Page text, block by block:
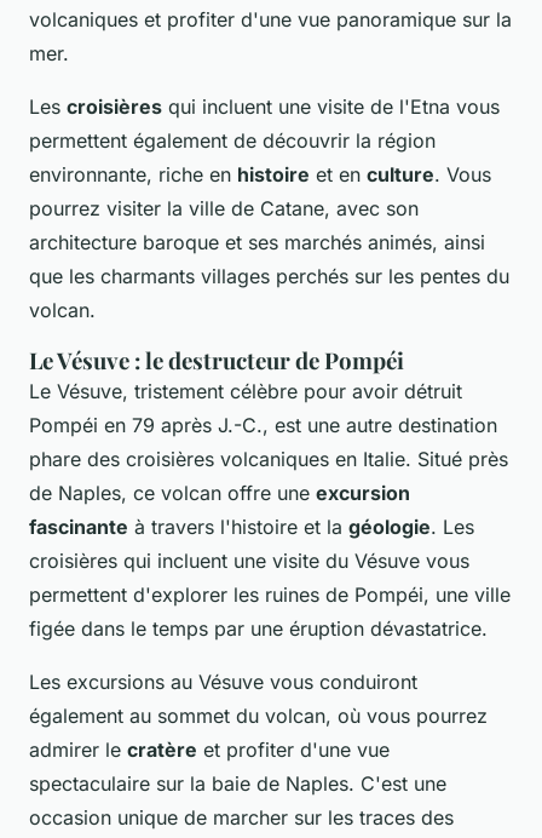
volcaniques et profiter d'une vue panoramique sur la
mer.
Les croisières qui incluent une visite de l'Etna vous
permettent également de découvrir la région
environnante, riche en histoire et en culture. Vous
pourrez visiter la ville de Catane, avec son
architecture baroque et ses marchés animés, ainsi
que les charmants villages perchés sur les pentes du
volcan.
Le Vésuve : le destructeur de Pompéi
Le Vésuve, tristement célèbre pour avoir détruit
Pompéi en 79 après J.-C., est une autre destination
phare des croisières volcaniques en Italie. Situé près
de Naples, ce volcan offre une excursion
fascinante à travers l'histoire et la géologie. Les
croisières qui incluent une visite du Vésuve vous
permettent d'explorer les ruines de Pompéi, une ville
figée dans le temps par une éruption dévastatrice.
Les excursions au Vésuve vous conduiront
également au sommet du volcan, où vous pourrez
admirer le cratère et profiter d'une vue
spectaculaire sur la baie de Naples. C'est une
occasion unique de marcher sur les traces des